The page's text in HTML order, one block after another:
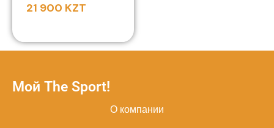
21 900 KZT
Мой The Sport!
О компании